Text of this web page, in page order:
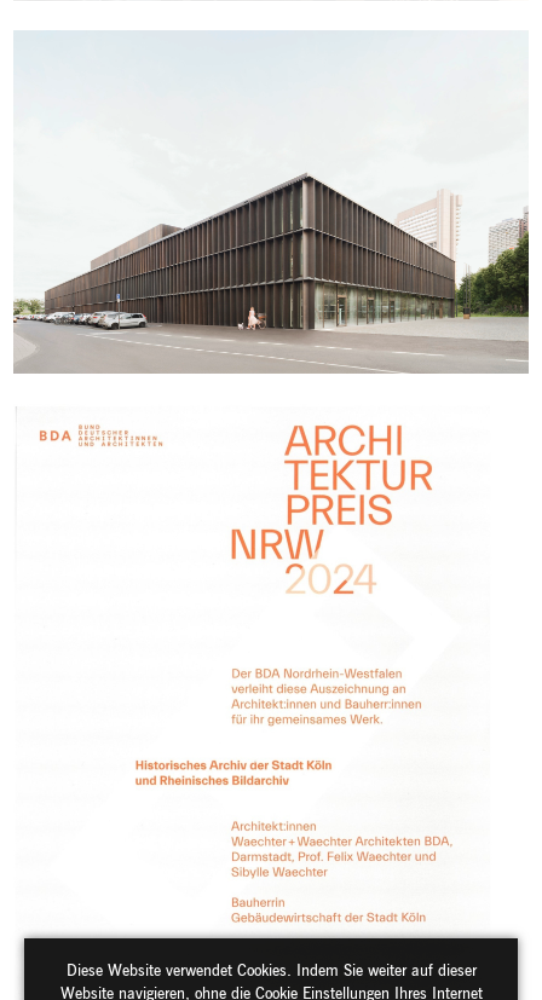
Diese Website verwendet Cookies. Indem Sie weiter auf dieser
Website navigieren, ohne die Cookie Einstellungen Ihres Internet